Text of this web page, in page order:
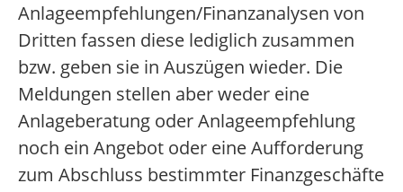
Anlageempfehlungen/Finanzanalysen von
Dritten fassen diese lediglich zusammen
bzw. geben sie in Auszügen wieder. Die
Meldungen stellen aber weder eine
Anlageberatung oder Anlageempfehlung
noch ein Angebot oder eine Aufforderung
zum Abschluss bestimmter Finanzgeschäfte